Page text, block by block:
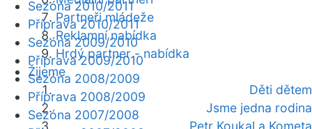
Partneři mládeže
Reklamní nabídka
Hrdý partner - nabídka
Žijeme
Děti dětem
Jsme jedna rodina
Petr Koukal a Kometa
Sezóna 2010/2011
Příprava 2010/2011
Sezóna 2009/2010
Příprava 2009/2010
Sezóna 2008/2009
Příprava 2008/2009
Sezóna 2007/2008